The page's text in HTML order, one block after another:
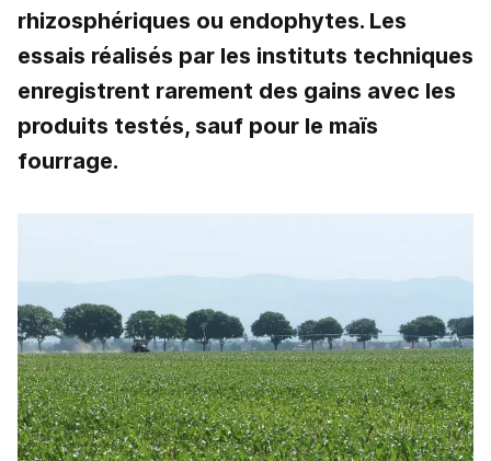
rhizosphériques ou endophytes. Les
essais réalisés par les instituts techniques
enregistrent rarement des gains avec les
produits testés, sauf pour le maïs
fourrage.